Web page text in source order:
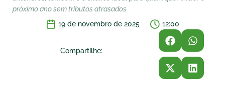
próximo ano sem tributos atrasados
19 de novembro de 2025
12:00
Compartilhe: